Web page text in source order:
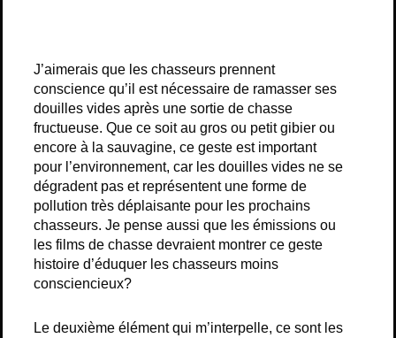
J’aimerais que les chasseurs prennent
conscience qu’il est nécessaire de ramasser ses
douilles vides après une sortie de chasse
fructueuse. Que ce soit au gros ou petit gibier ou
encore à la sauvagine, ce geste est important
pour l’environnement, car les douilles vides ne se
dégradent pas et représentent une forme de
pollution très déplaisante pour les prochains
chasseurs. Je pense aussi que les émissions ou
les films de chasse devraient montrer ce geste
histoire d’éduquer les chasseurs moins
consciencieux?
Le deuxième élément qui m’interpelle, ce sont les